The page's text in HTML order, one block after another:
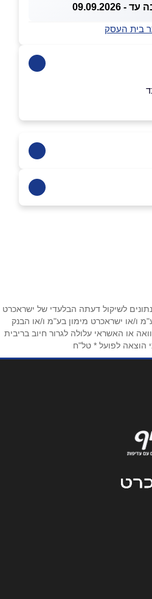
בית העסק
באינסטגרם
לשיקול דעתה הבלעדי של ישראכרט
ו/או ישראכרט מימון בע"מ ו/או הבנק
או האשראי עלולה לגרור חיוב בריבית
הוצאה לפועל * טל"ח